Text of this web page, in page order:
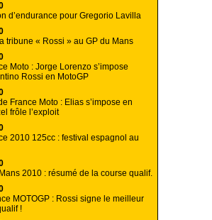
d’endurance pour Gregorio Lavilla
tribune « Rossi » au GP du Mans
Moto : Jorge Lorenzo s’impose
Rossi en MotoGP
France Moto : Elias s’impose en
frôle l’exploit
2010 125cc : festival espagnol au
2010 : résumé de la course qualif.
MOTOGP : Rossi signe le meilleur
!